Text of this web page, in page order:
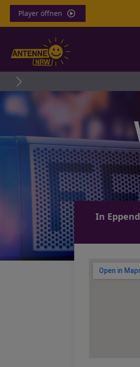
Player öffnen
In